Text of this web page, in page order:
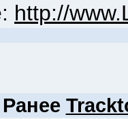
http://
Ранее